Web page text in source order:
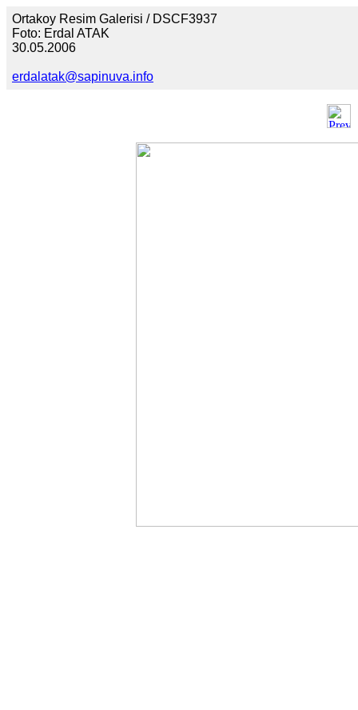
Ortakoy Resim Galerisi / DSCF3937
Foto: Erdal ATAK
30.05.2006
erdalatak@sapinuva.info